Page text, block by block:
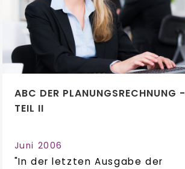
ABC DER PLANUNGSRECHNUNG -
TEIL II
Juni 2006
"In der letzten Ausgabe der